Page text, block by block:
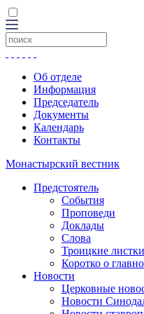
Об отделе
Информация
Председатель
Документы
Календарь
Контакты
Монастырский вестник
Предстоятель
События
Проповеди
Доклады
Слова
Троицкие листки
Коротко о
Новости
Церковные
Новости